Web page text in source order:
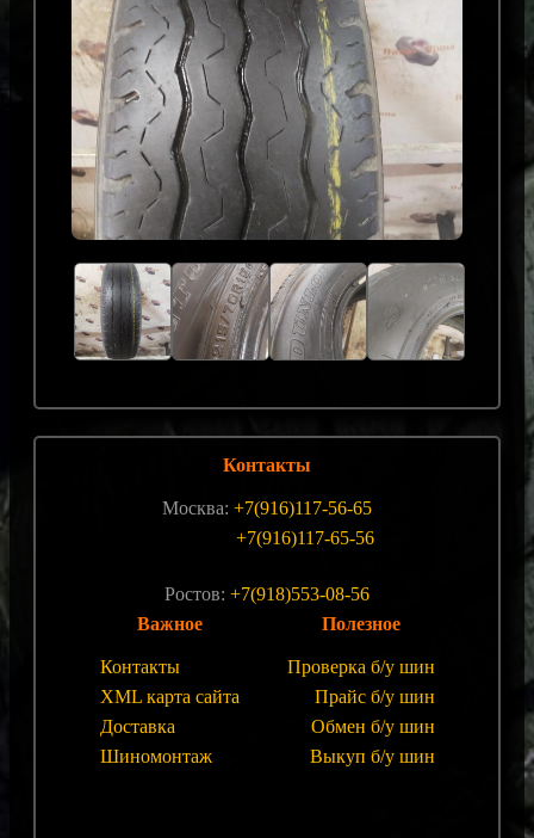
Контакты
Москва: +7(916)117-56-65
+7(916)117-65-56
Ростов: +7(918)553-08-56
Важное
Контакты
XML карта сайта
Доставка
Шиномонтаж
Полезное
Проверка б/у шин
Прайс б/у шин
Обмен б/у шин
Выкуп б/у шин